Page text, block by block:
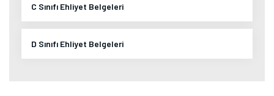
C Sınıfı Ehliyet Belgeleri
D Sınıfı Ehliyet Belgeleri